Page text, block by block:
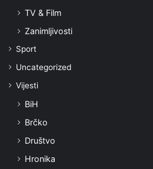
TV & Film
Zanimljivosti
Sport
Uncategorized
Vijesti
BiH
Brčko
Društvo
Hronika